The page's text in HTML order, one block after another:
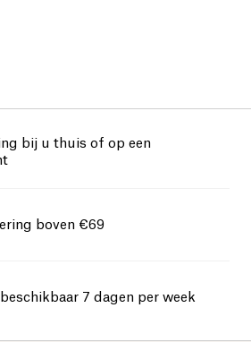
bij u thuis of op een
boven €69
7 dagen per week